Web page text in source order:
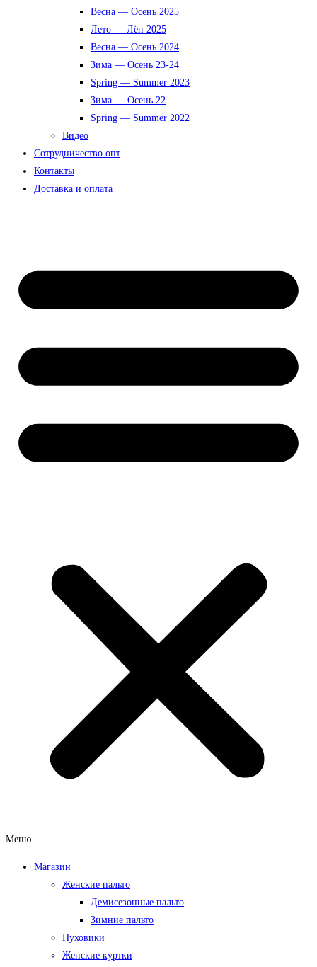
Весна — Осень 2025
Лето — Лён 2025
Весна — Осень 2024
Зима — Осень 23-24
Spring — Summer 2023
Зима — Осень 22
Spring — Summer 2022
Видео
Сотрудничество опт
Контакты
Доставка и оплата
Меню
Магазин
Женские пальто
Демисезонные пальто
Зимние пальто
Пуховики
Женские куртки